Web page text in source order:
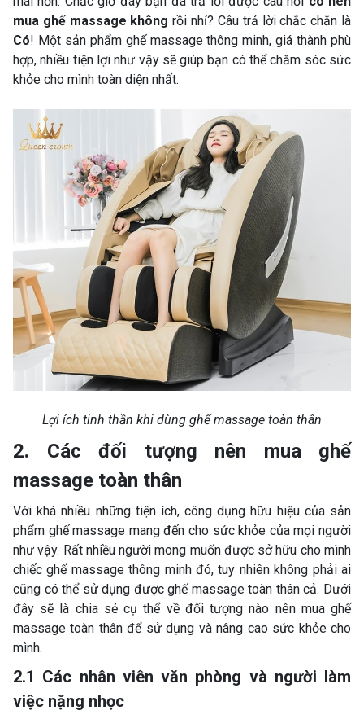
mua ghế massage không rồi nhỉ? Câu trả lời chắc chắn là
Có! Một sản phẩm ghế massage thông minh, giá thành phù
hợp, nhiều tiện lợi như vậy sẽ giúp bạn có thể chăm sóc sức
khỏe cho mình toàn diện nhất.
Lợi ích tinh thần khi dùng ghế massage toàn thân
2. Các đối tượng nên mua ghế
massage toàn thân
Với khá nhiều những tiện ích, công dụng hữu hiệu của sản
phẩm ghế massage mang đến cho sức khỏe của mọi người
như vậy. Rất nhiều người mong muốn được sở hữu cho mình
chiếc ghế massage thông minh đó, tuy nhiên không phải ai
cũng có thể sử dụng được ghế massage toàn thân cả. Dưới
đây sẽ là chia sẻ cụ thể về đối tượng nào nên mua ghế
massage toàn thân để sử dụng và nâng cao sức khỏe cho
mình.
2.1 Các nhân viên văn phòng và người làm
việc nặng nhọc